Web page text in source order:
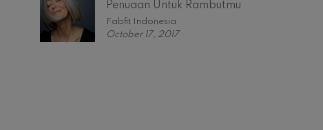
Penuaan Untuk Rambutmu
Fabfit Indonesia
October 17, 2017